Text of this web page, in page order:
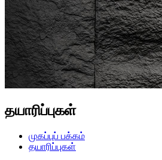
தயாரிப்புகள்
முகப்புப் பக்கம்
தயாரிப்புகள்